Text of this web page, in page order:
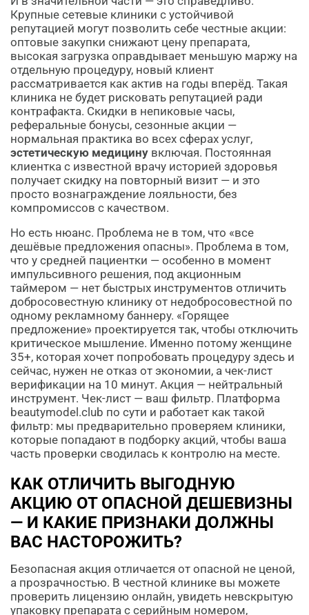
Крупные сетевые клиники с устойчивой
репутацией могут позволить себе честные акции:
оптовые закупки снижают цену препарата,
высокая загрузка оправдывает меньшую маржу на
отдельную процедуру, новый клиент
рассматривается как актив на годы вперёд. Такая
клиника не будет рисковать репутацией ради
контрафакта. Скидки в непиковые часы,
реферальные бонусы, сезонные акции —
нормальная практика во всех сферах услуг,
эстетическую медицину включая. Постоянная
клиентка с известной врачу историей здоровья
получает скидку на повторный визит — и это
просто вознаграждение лояльности, без
компромиссов с качеством.
Но есть нюанс. Проблема не в том, что «все
дешёвые предложения опасны». Проблема в том,
что у средней пациентки — особенно в момент
импульсивного решения, под акционным
таймером — нет быстрых инструментов отличить
добросовестную клинику от недобросовестной по
одному рекламному баннеру. «Горящее
предложение» проектируется так, чтобы отключить
критическое мышление. Именно потому женщине
35+, которая хочет попробовать процедуру здесь и
сейчас, нужен не отказ от экономии, а чек-лист
верификации на 10 минут. Акция — нейтральный
инструмент. Чек-лист — ваш фильтр. Платформа
beautymodel.club по сути и работает как такой
фильтр: мы предварительно проверяем клиники,
которые попадают в подборку акций, чтобы ваша
часть проверки сводилась к контролю на месте.
КАК ОТЛИЧИТЬ ВЫГОДНУЮ
АКЦИЮ ОТ ОПАСНОЙ ДЕШЕВИЗНЫ
— И КАКИЕ ПРИЗНАКИ ДОЛЖНЫ
ВАС НАСТОРОЖИТЬ?
Безопасная акция отличается от опасной не ценой,
а прозрачностью. В честной клинике вы можете
проверить лицензию онлайн, увидеть невскрытую
упаковку препарата с серийным номером,